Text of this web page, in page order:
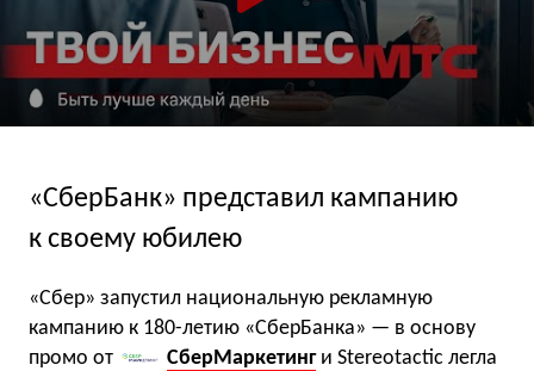
«СберБанк» представил кампанию
к своему юбилею
«Сбер» запустил национальную рекламную
кампанию к 180-летию «СберБанка» — в основу
промо от
СберМаркетинг и Stereotactic легла